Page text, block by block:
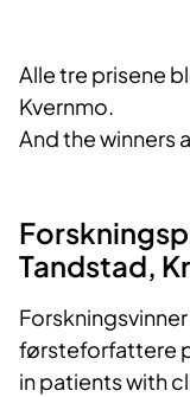
Alle tre prisene
Kvernmo.
And the winners
Tandstad,
førsteforfattere
in patients with